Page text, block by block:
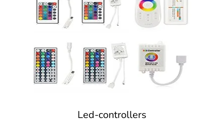
Led-controllers